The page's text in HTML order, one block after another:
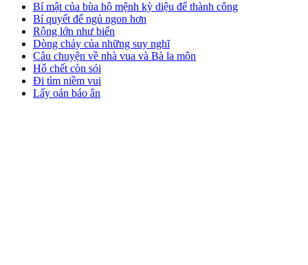
Bí mật của bùa hộ mệnh kỳ diệu để thành công
Bí quyết để ngủ ngon hơn
Rộng lớn như biển
Dòng chảy của những suy nghĩ
Câu chuyện về nhà vua và Bà la môn
Hổ chết còn sói
Đi tìm niềm vui
Lấy oán báo ân